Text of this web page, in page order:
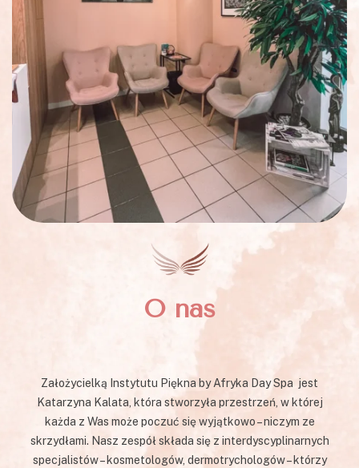
O nas
Założycielką Instytutu Piękna by Afryka Day Spa jest
Katarzyna Kalata, która stworzyła przestrzeń, w której
każda z Was może poczuć się wyjątkowo – niczym ze
skrzydłami. Nasz zespół składa się z interdyscyplinarnych
specjalistów – kosmetologów, dermotrychologów – którzy